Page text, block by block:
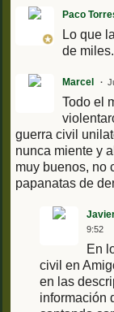
Paco
Lo que
de miles.
Marcel
Todo el
guerra civil
nunca miente y
muy buenos, no
papanatas de
9:52
En
civil en
en las
información